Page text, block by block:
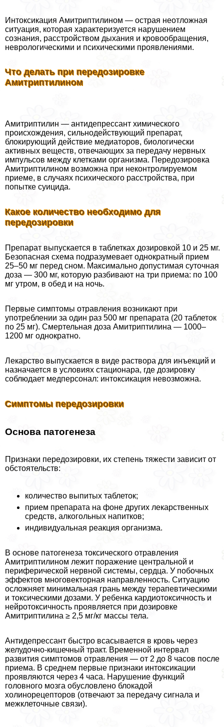
Интоксикация Амитриптилином — острая неотложная
ситуация, которая хаpaктеризуется нарушением
сознания, расстройством дыхания и кровообращения,
неврологическими и психическими проявлениями.
Что делать при передозировке
Амитриптилином
Амитриптилин — антидепрессант химического
происхождения, сильнодействующий препарат,
блокирующий действие медиаторов, биологически
активных веществ, отвечающих за передачу нервных
импульсов между клетками организма. Передозировка
Амитриптилином возможна при неконтролируемом
приеме, в случаях психического расстройства, при
попытке суицида.
Какое количество необходимо для
передозировки
Препарат выпускается в таблетках дозировкой 10 и 25 мг.
Безопасная схема подразумевает однократный прием
25–50 мг перед сном. Максимально допустимая суточная
доза — 300 мг, которую разбивают на три приема: по 100
мг утром, в обед и на ночь.
Первые симптомы отравления возникают при
употрeблении за один раз 500 мг препарата (20 таблеток
по 25 мг). Смертельная доза Амитриптилина — 1000–
1200 мг однократно.
Лекарство выпускается в виде раствора для инъекций и
назначается в условиях стационара, где дозировку
соблюдает медперсонал: интоксикация невозможна.
Симптомы передозировки
Основа патогенеза
Признаки передозировки, их степень тяжести зависит от
обстоятельств:
количество выпитых таблеток;
прием препарата на фоне других лекарственных
средств, алкогольных напитков;
индивидуальная реакция организма.
В основе патогенеза токсического отравления
Амитриптилином лежит поражение центральной и
периферической нервной системы, сердца. У побочных
эффектов многовекторная направленность. Ситуацию
осложняет минимальная грань между терапевтическими
и токсическими дозами. У ребенка кардиотоксичность и
нейротоксичность проявляется при дозировке
Амитриптилина ≥ 2,5 мг/кг массы тела.
Антидепрессант быстро всасывается в кровь через
желудочно-кишечный тpaкт. Временной интервал
развития симптомов отравления — от 2 до 8 часов после
приема. В среднем первые признаки интоксикации
проявляются через 4 часа. Нарушение функций
головного мозга обусловлено блокадой
холинорецепторов (отвечают за передачу сигнала и
межклеточные связи).